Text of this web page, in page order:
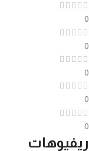
0
0
0
0
0
ريفيوهات